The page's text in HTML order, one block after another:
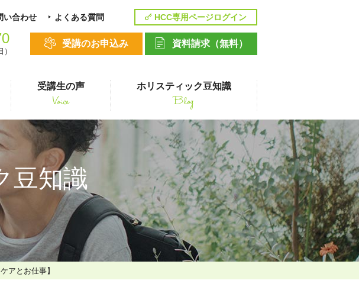
スキルアップ講座
ケアコース ペットシッティングコース
ンセラー受講生向け。
受講生の声
Voice
ホリスティック豆知識
Blog
受講のお申込み 資料請求（無料）
い合わせ HCC専用ページログイン
よくある質問
豆知識
アとお仕事】